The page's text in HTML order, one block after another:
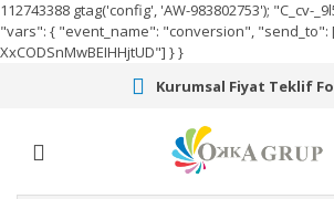
112743388 gtag('config', 'AW-983802753'); "C_cv-
"vars": { "event_name": "conversion", "send_to":
XxCODSnMwBEIHHjtUD"] } }
Kurumsal Fiyat Teklif